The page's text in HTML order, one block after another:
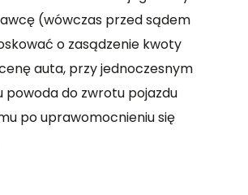
(wówczas przed sądem
o zasądzenie kwoty
auta, przy jednoczesnym
powoda do zwrotu pojazdu
po uprawomocnieniu się